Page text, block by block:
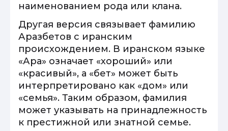
наименованием рода или клана.
Другая версия связывает фамилию
Аразбетов с иранским
происхождением. В иранском языке
«Ара» означает «хороший» или
«красивый», а «бет» может быть
интерпретировано как «дом» или
«семья». Таким образом, фамилия
может указывать на принадлежность
к престижной или знатной семье.